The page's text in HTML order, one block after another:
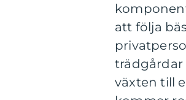
att följa
trädgårdar
växten till